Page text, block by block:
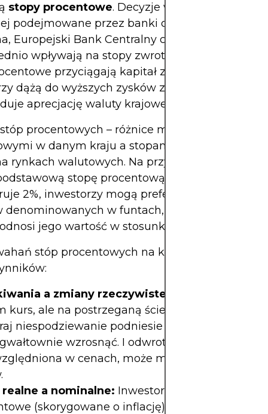
stopy procentowe. Decyzje w zakresie polityki
podejmowane przez banki centralne, takie jak
Europejski Bank Centralny czy Bank Anglii,
wpływają na stopy zwrotu w danej walucie.
przyciągają kapitał zagraniczny,
dążą do wyższych zysków z depozytów lub
aprecjację waluty krajowej.
procentowych – różnice między stopami
w danym kraju a stopami w innym – są
rynkach walutowych. Na przykład, jeśli Wielka
stopę procentową na poziomie 4%,
2%, inwestorzy mogą preferować posiadanie
denominowanych w funtach, co zwiększa
jego wartość w stosunku do euro.
stóp procentowych na kurs walutowy
a zmiany rzeczywiste:
kurs, ale na postrzeganą ścieżkę przyszłych
niespodziewanie podniesie stopy
wzrosnąć. I odwrotnie, jeśli podwyżka
w cenach, może mieć niewielki lub
a nominalne: Inwestorzy porównują
(skorygowane o inflację). Kraj może